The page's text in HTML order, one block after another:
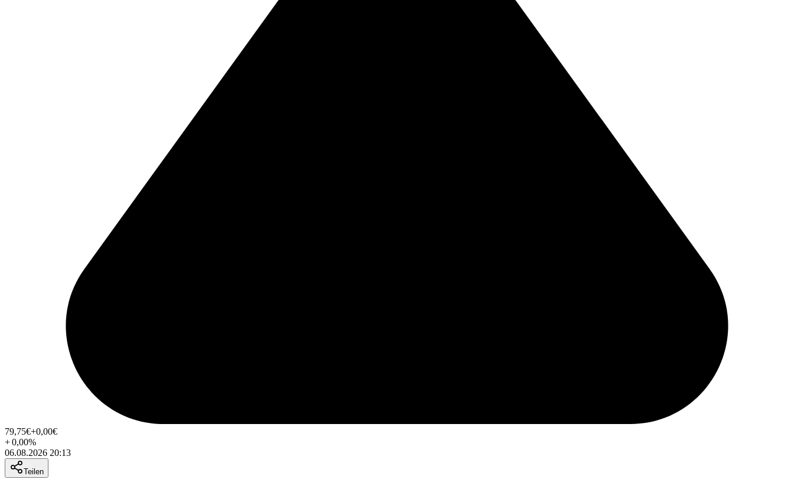
79,75€+0,00€
+0,00%
06.08.2026 20:13
Teilen